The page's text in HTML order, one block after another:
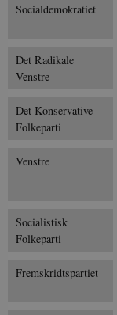
Socialdemokratiet
Det Radikale
Venstre
Det Konservative
Folkeparti
Venstre
Socialistisk
Folkeparti
Fremskridtspartiet